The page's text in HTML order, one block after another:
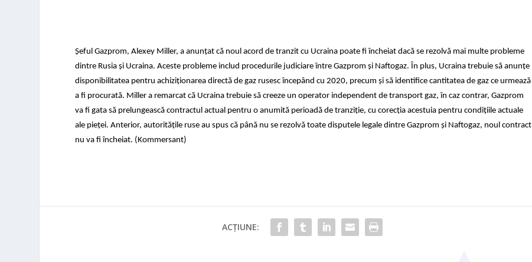
Șeful Gazprom, Alexey Miller, a anunțat că noul acord de tranzit cu Ucraina poate fi încheiat dacă se rezolvă mai multe probleme
dintre Rusia și Ucraina. Aceste probleme includ procedurile judiciare între Gazprom și Naftogaz. În plus, Ucraina trebuie să anunțe
disponibilitatea pentru achiziționarea directă de gaz rusesc începând cu 2020, precum și să identifice cantitatea de gaz ce urmează
a fi procurată. Miller a remarcat că Ucraina trebuie să creeze un operator independent de transport gaz, în caz contrar, Gazprom
va fi gata să prelungească contractul actual pentru o anumită perioadă de tranziție, cu corecția acestuia pentru condițiile actuale
ale pieței. Anterior, autoritățile ruse au spus că până nu se rezolvă toate disputele legale dintre Gazprom și Naftogaz, noul contract
nu va fi încheiat. (Kommersant)
ACȚIUNE: